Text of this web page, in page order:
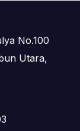
No.100
Utara,